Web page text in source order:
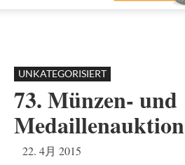
UNKATEGORISIERT
73. Münzen- und
Medaillenauktion
22. 4月 2015